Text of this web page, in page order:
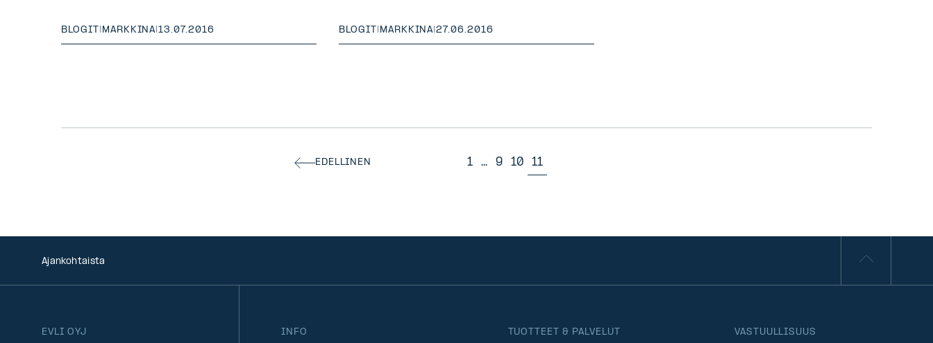
BLOGIT | MARKKINA|13.07.2016 BLOGIT | MARKKINA|27.06.2016
EDELLINEN 1 ... 9 10 11
Ajankohtaista
EVLI OYJ
INFO
TUOTTEET & PALVELUT
VASTUULLISUUS